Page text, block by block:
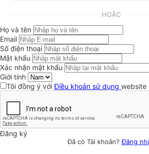
HOẶC
Họ và tên
Email
Số điện thoại
Mật khẩu
Xác nhận mật khẩu
Giới tính
Tôi đồng ý vớiĐiều khoản sử dụng website
Đăng ký
Đã có Tài khoản?Đăng